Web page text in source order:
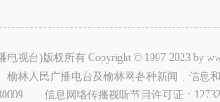
视台)版权所有 Copyright © 1997-2023 by
榆林人民广播电台及榆林网各种新闻﹑信
信息网络传播视听节目许可证：